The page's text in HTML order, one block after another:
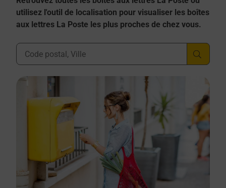
utilisez l'outil de localisation pour visualiser les boîtes
aux lettres La Poste les plus proches de chez vous.
Ville, Département, Code Postal